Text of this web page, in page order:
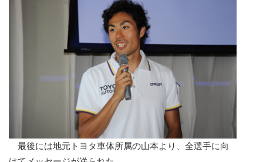
最後には地元トヨタ車体所属の山本より、全選手に向